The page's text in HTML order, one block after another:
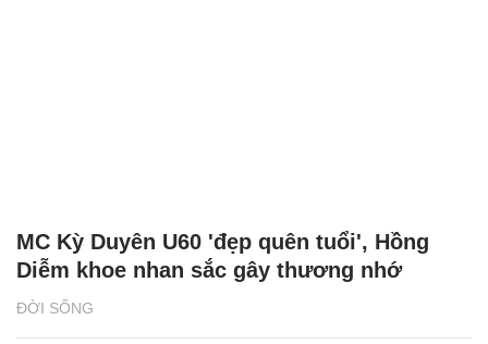
ĐỜI SỐNG
MC Kỳ Duyên U60 'đẹp quên tuổi', Hồng
Diễm khoe nhan sắc gây thương nhớ